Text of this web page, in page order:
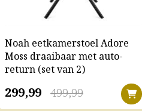
Noah eetkamerstoel Adore
Moss draaibaar met auto-
return (set van 2)
499,99
299,99